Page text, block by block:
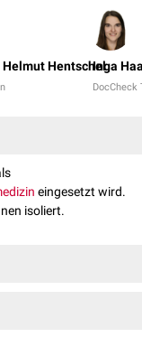
Helmut HentschelInga
DocCheck
eingesetzt wird.
isoliert.
leitet sich